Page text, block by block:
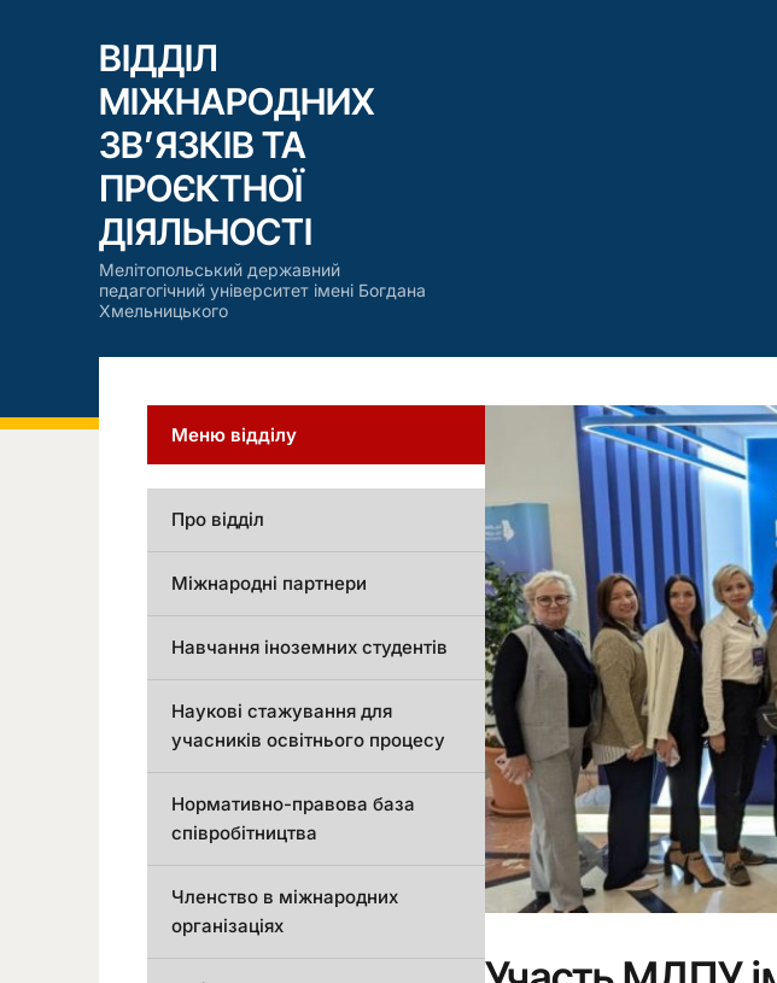
ВІДДІЛ
МІЖНАРОДНИХ
ЗВ’ЯЗКІВ ТА
ПРОЄКТНОЇ
ДІЯЛЬНОСТІ
Мелітопольський державний
педагогічний університет імені Богдана
Хмельницького
Меню відділу
Про відділ
Міжнародні партнери
Навчання іноземних студентів
Наукові стажування для
учасників освітнього процесу
Нормативно-правова база
співробітництва
Членство в міжнародних
організаціях